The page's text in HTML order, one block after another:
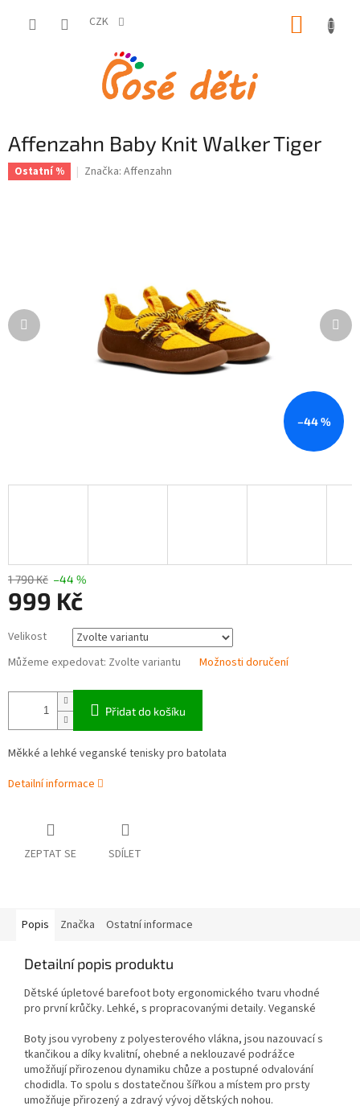
CZK
Affenzahn Baby Knit Walker Tiger
Ostatní % Značka: Affenzahn
–44 %
1 790 Kč –44 %
999 Kč
cena:
Velikost
Můžeme expedovat: Zvolte variantu Možnosti doručení
Přidat do košíku
Měkké a lehké veganské tenisky pro batolata
Detailní informace
ZEPTAT SE SDÍLET
Popis Značka Ostatní informace
Detailní popis produktu
Dětské úpletové barefoot boty ergonomického tvaru vhodné
pro první krůčky. Lehké, s propracovanými detaily. Veganské
Boty jsou vyrobeny z polyesterového vlákna, jsou nazouvací s
tkančikou a díky kvalitní, ohebné a neklouzavé podrážce
umožňují přirozenou dynamiku chůze a postupné odvalování
chodidla. To spolu s dostatečnou šířkou a místem pro prsty
umožňuje přirozený a zdravý vývoj dětských nohou.